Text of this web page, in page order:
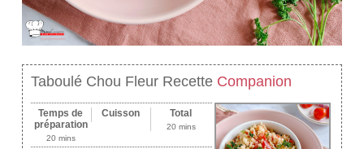
Taboulé Chou Fleur Recette Companion
Temps de
préparation
20 mins
Cuisson Total
20 mins